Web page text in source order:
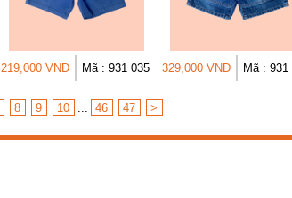
219,000 VNĐ Mã : 931 035 329,000 VNĐ Mã : 931
8 9 10 ... 46 47 >